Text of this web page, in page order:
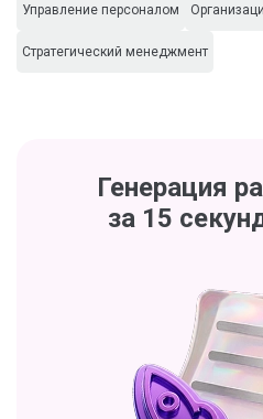
Управление персоналом
Стратегический менеджмент
Генерация
за 15